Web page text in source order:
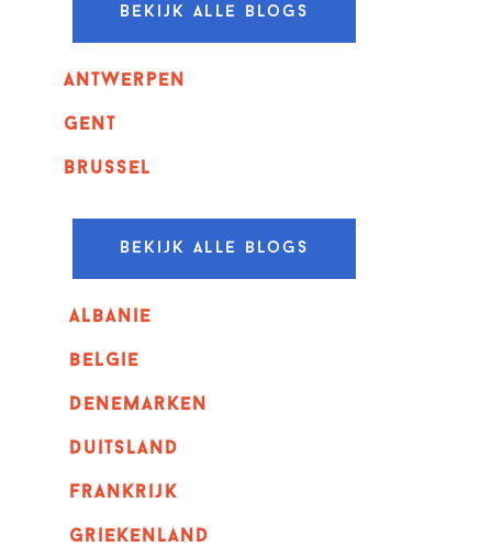
Bekijk alle blogs
Antwerpen
GENT
Brussel
Bekijk alle blogs
albanie
belgie
denemarken
duitsland
frankrijk
griekenland